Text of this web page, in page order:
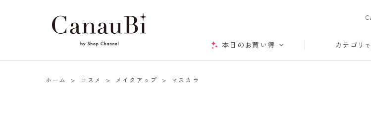
本日のお買い得 カテゴリ で
ホーム > コスメ > メイクアップ > マスカラ